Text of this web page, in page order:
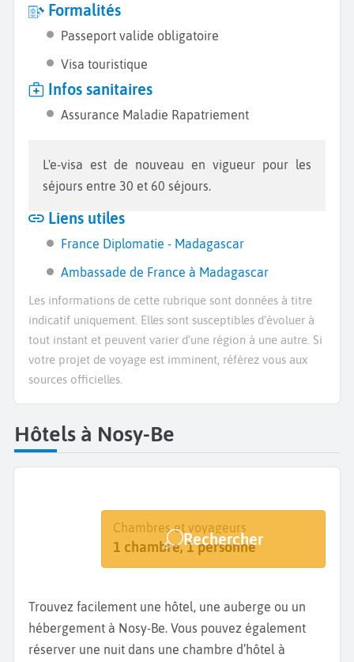
Formalités
Passeport valide obligatoire
Visa touristique
Infos sanitaires
Assurance Maladie Rapatriement
L'e-visa est de nouveau en vigueur pour les
séjours entre 30 et 60 séjours.
Liens utiles
France Diplomatie - Madagascar
Ambassade de France à Madagascar
Les informations de cette rubrique sont données à titre
indicatif uniquement. Elles sont susceptibles d’évoluer à
tout instant et peuvent varier d’une région à une autre. Si
votre projet de voyage est imminent, référez vous aux
sources officielles.
Hôtels à Nosy-Be
Destination
Nosy-Be
Dates
Dates de votre séjour
Chambres et voyageurs
1 chambre, 1 personne
Rechercher
Trouvez facilement une hôtel, une auberge ou un
hébergement à Nosy-Be. Vous pouvez également
réserver une nuit dans une chambre d’hôtel à